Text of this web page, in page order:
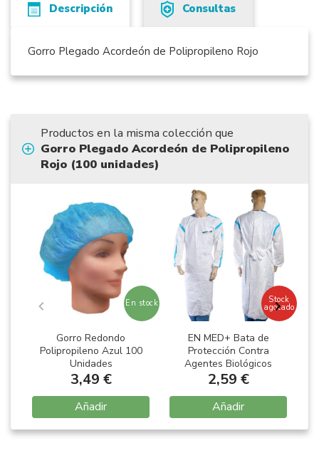
Descripción Consultas
Gorro Plegado Acordeón de Polipropileno Rojo
Productos en la misma colección que
Gorro Plegado Acordeón de Polipropileno
Rojo (100 unidades)
En stock
Gorro Redondo
Polipropileno Azul 100
Unidades
3,49 €
Añadir
Stock
agotado
EN MED+ Bata de
Protección Contra
Agentes Biológicos
Desechable CAT III 3B-
4B Laminada 40GSM (EN
1460) talla L
2,59 €
Añadir
Item